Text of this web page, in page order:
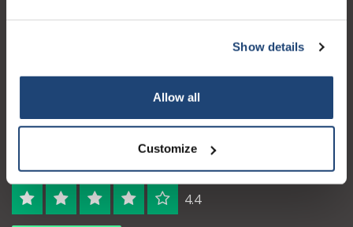
Show details
Allow all
Customize
Contactgegevens
Logo eigendom van TrustPilot
Reviews 273 - Goed
4.4
€50.00